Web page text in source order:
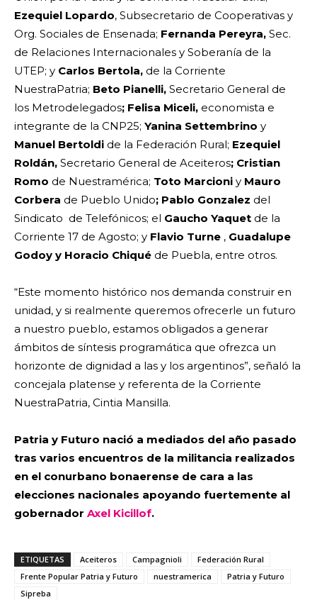
Ezequiel Lopardo, Subsecretario de Cooperativas y
Org. Sociales de Ensenada; Fernanda Pereyra, Sec.
de Relaciones Internacionales y Soberanía de la
UTEP; y Carlos Bertola, de la Corriente
NuestraPatria; Beto Pianelli, Secretario General de
los Metrodelegados; Felisa Miceli, economista e
integrante de la CNP25; Yanina Settembrino y
Manuel Bertoldi de la Federación Rural; Ezequiel
Roldán, Secretario General de Aceiteros; Cristian
Romo de Nuestramérica; Toto Marcioni y Mauro
Corbera de Pueblo Unido; Pablo Gonzalez del
Sindicato de Telefónicos; el Gaucho Yaquet de la
Corriente 17 de Agosto; y Flavio Turne , Guadalupe
Godoy y Horacio Chiqué de Puebla, entre otros.
“Este momento histórico nos demanda construir en
unidad, y si realmente queremos ofrecerle un futuro
a nuestro pueblo, estamos obligados a generar
ámbitos de síntesis programática que ofrezca un
horizonte de dignidad a las y los argentinos”, señaló la
concejala platense y referenta de la Corriente
NuestraPatria, Cintia Mansilla.
Patria y Futuro nació a mediados del año pasado
tras varios encuentros de la militancia realizados
en el conurbano bonaerense de cara a las
elecciones nacionales apoyando fuertemente al
gobernador Axel Kicillof.
ETIQUETAS Aceiteros Campagnioli
Federación Rural
Frente Popular Patria y Futuro
nuestramerica
Patria y Futuro
Sipreba